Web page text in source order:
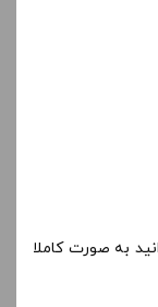
به صورت کاملا